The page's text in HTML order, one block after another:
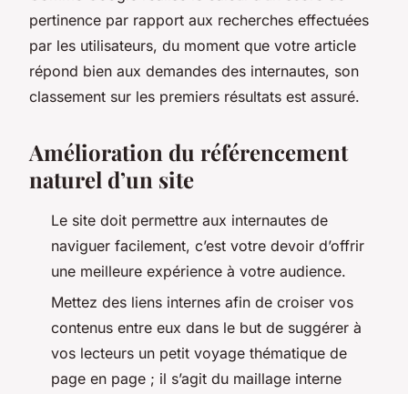
pertinence par rapport aux recherches effectuées
par les utilisateurs, du moment que votre article
répond bien aux demandes des internautes, son
classement sur les premiers résultats est assuré.
Amélioration du référencement
naturel d’un site
Le site doit permettre aux internautes de
naviguer facilement, c’est votre devoir d’offrir
une meilleure expérience à votre audience.
Mettez des liens internes afin de croiser vos
contenus entre eux dans le but de suggérer à
vos lecteurs un petit voyage thématique de
page en page ; il s’agit du maillage interne